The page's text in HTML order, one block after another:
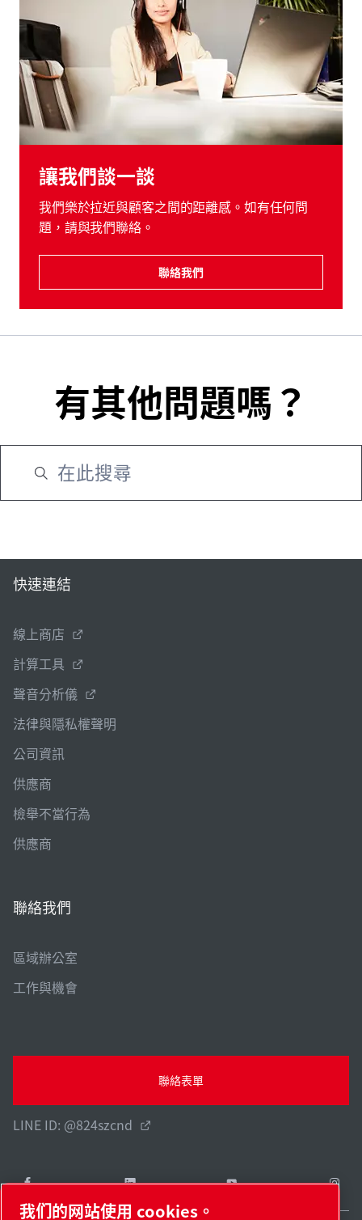
讓我們談一談
我們樂於拉近與顧客之間的距離感。如有任何問
題，請與我們聯絡。
聯絡我們
有其他問題嗎？
快速連結
線上商店
計算工具
聲音分析儀
法律與隱私權聲明
公司資訊
供應商
檢舉不當行為
供應商
聯絡我們
區域辦公室
工作與機會
聯絡表單
LINE ID: @824szcnd
我们的网站使用 cookies。